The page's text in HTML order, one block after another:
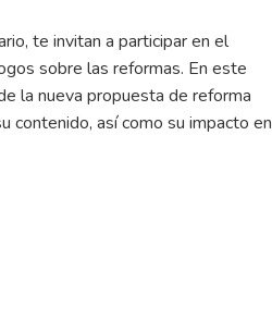
te invitan a participar en el
sobre las reformas. En este
la nueva propuesta de reforma
contenido, así como su impacto en